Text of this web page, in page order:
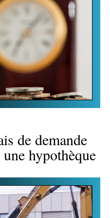
de demande
hypothèque